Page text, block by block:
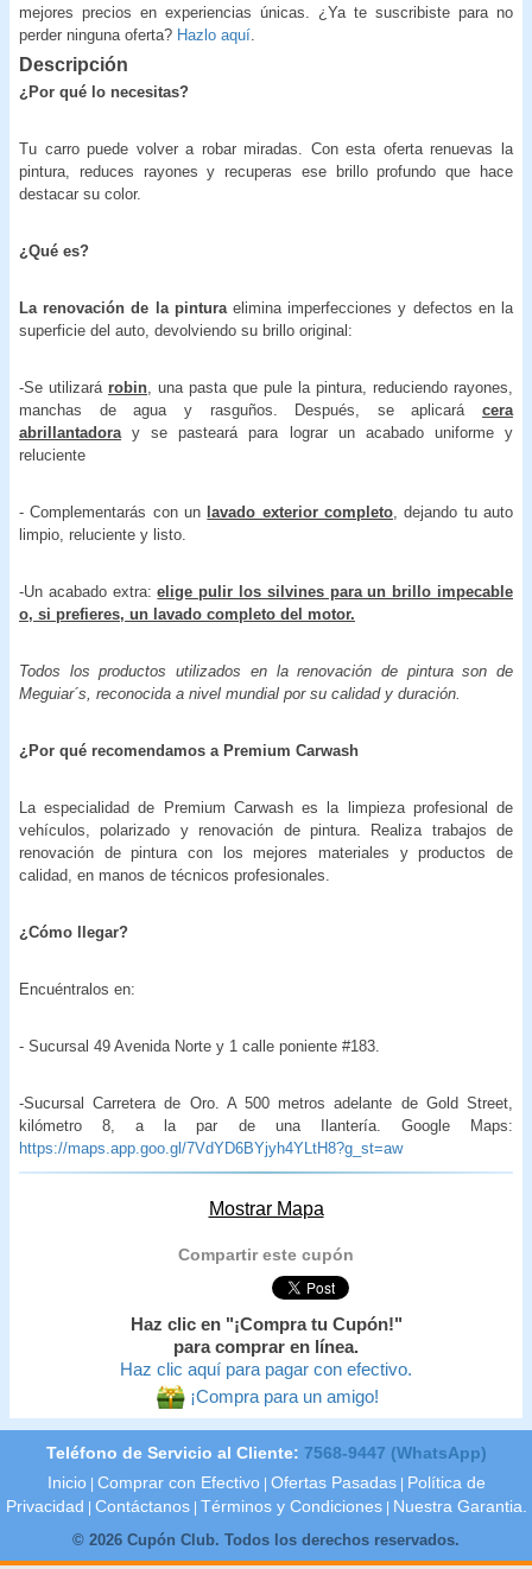
mejores precios en experiencias únicas. ¿Ya te suscribiste para no
perder ninguna oferta? Hazlo aquí
Descripción
¿Por qué lo necesitas?
Tu carro puede volver a robar miradas. Con esta oferta renuevas la
pintura, reduces rayones y recuperas ese brillo profundo que hace
destacar su color.
¿Qué es?
La renovación de la pinturaelimina imperfecciones y defectos en la
superficie del auto, devolviendo su brillo original:
-Se utilizará robin , una pasta que pule la pintura, reduciendo rayones,
manchas de agua y rasguños. Después, se aplicará cera
abrillantadora y se pasteará para lograr un acabado uniforme y
reluciente
- Complementarás con un lavado exterior completo , dejando tu auto
limpio, reluciente y listo.
-Un acabado extra:elige pulir los silvines para un brillo impecable
o, si prefieres, un lavado completo del motor.
Todos los productos utilizados en la renovación de pintura son de
Meguiar´s, reconocida a nivel mundial por su calidad y duración.
¿Por qué recomendamos a Premium Carwash
La especialidad de Premium Carwash es la limpieza profesional de
vehículos, polarizado y renovación de pintura. Realiza trabajos de
renovación de pintura con los mejores materiales y productos de
calidad, en manos de técnicos profesionales.
¿Cómo llegar?
Encuéntralos en:
- Sucursal 49 Avenida Norte y 1 calle poniente #183.
-Sucursal Carretera de Oro. A 500 metros adelante de Gold Street,
kilómetro 8, a la par de una Ilantería. Google Maps:
https://maps.app.goo.gl/7VdYD6BYjyh4YLtH8?g_st=aw
Mostrar Mapa
Compartir este cupón
Haz clic en "¡Compra tu Cupón!"
para comprar en línea.
Haz clic aquí para pagar con efectivo.
¡Compra para un amigo!
Teléfono de Servicio al Cliente: 7568-9447 (WhatsApp)
Inicio Comprar con Efectivo Ofertas Pasadas
Política de
Privacidad
Contáctanos Términos y Condiciones
Nuestra Garantia.
© 2026 Cupón Club. Todos los derechos reservados.